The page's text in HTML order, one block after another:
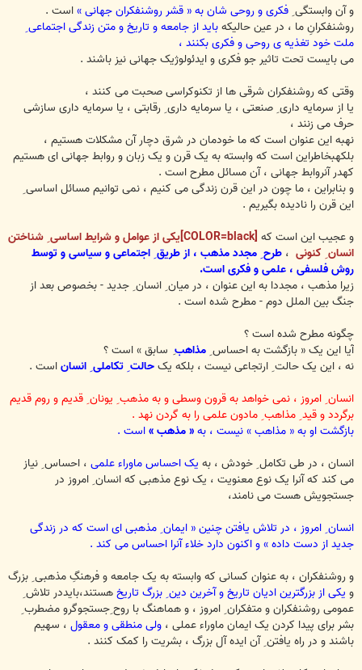
و آن وابستگی ِفکری و روحی شان به « قشر روشنفکران جهانی »است .
روشنفکرانِ ما ، در عین حالیکهباید از جامعه و تاریخ و متن زندگی اجتماعی ِ
ملت خود تغذیه ی روحی و فکری بکنند ،
می بایست تحت تاثیر جو فکری و ایدئولوژیک جهانی نیز باشند .
وقتی که روشنفکران شرقی ها از تکنوکراسی صحبت می کنند ،
یا از سرمایه داری ِ صنعتی ، یا سرمایه داری ِ رقابتی ، یا سرمایه داری سازشی
حرف می زنند ،
نهبه این عنوان است که ما خودمان در شرق دچار آن مشکلات هستیم ،
بلکهبخاطراین است که وابسته به یک قرن و یک زبان و روابط جهانی ای هستیم
کهدر آنروابط جهانی ، آن مسائل مطرح است .
و بنابراین ، ما چون در این قرن زندگی می کنیم ، نمی توانیم مسائل اساسی ِ
این قرن را نادیده بگیریم .
و عجیب این است که
[COLOR=black]یکی از عوامل و شرایط اساسی ِ شناختن
انسان ِ کنونی ، طرح ِ مجدد مذهب ، از طریق ِ اجتماعی و سیاسی و توسط
روش فلسفی ، علمی و فکری است.
زیرا مذهب ، مجددا به این عنوان ، در میان ِ انسان ِ جدید - بخصوص بعد از
جنگ بین الملل دوم - مطرح شده است .
چگونه مطرح شده است ؟
آیا این یک « بازگشت به احساس ِمذاهبِ سابق » است ؟
نه ، این یک حالت ِ ارتجاعی نیست ، بلکه یکحالت ِ تکاملی ِ انساناست .
انسان ِ امروز ، نمی خواهدبه قرون وسطی و به مذهب ِ یونان ِ قدیم و روم قدیم
برگردد و قید ِ مذاهب ِ مادون علمی را به گردن نهد .
بازگشت او به « مذاهب » نیست ، به« مذهب »است .
انسان ، در طی تکامل ِ خودش ، بهیک احساس ماوراء علمی ، احساس ِ نیاز
می کند که آنرا یک نوع معنویت ، یک نوع مذهبی که انسان ِ امروز در
جستجویش هست می نامند،
انسان ِ امروز ، در تلاش یافتن چنین « ایمان ِ مذهبی ای است که در زندگی
جدید از دست داده » و اکنون دارد خلاء آنرا احساس می کند .
و روشنفکران ، به عنوان کسانی که وابسته به یک جامعه و فرهنگِ مذهبی ِ بزرگ
و یکی از بزرگترین ادیان تاریخ و آخرین دین ِ بزرگ تاریخهستند،بایددر تلاش ِ
عمومی روشنفکران و متفکران ِ امروز ، و هماهنگ با روح ِجستجوگرو مضطرب ِ
بشر برای پیدا کردن یک ایمان ماوراء عملی ، ولی منطقی و معقول ، سهیم
باشند و در راه یافتن ِ آن ایده آل بزرگ ، بشریت را کمک کنند .